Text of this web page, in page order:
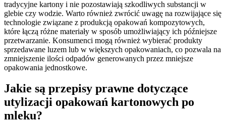
tradycyjne kartony i nie pozostawiają szkodliwych substancji w
glebie czy wodzie. Warto również zwrócić uwagę na rozwijające się
technologie związane z produkcją opakowań kompozytowych,
które łączą różne materiały w sposób umożliwiający ich późniejsze
przetwarzanie. Konsumenci mogą również wybierać produkty
sprzedawane luzem lub w większych opakowaniach, co pozwala na
zmniejszenie ilości odpadów generowanych przez mniejsze
opakowania jednostkowe.
Jakie są przepisy prawne dotyczące
utylizacji opakowań kartonowych po
mleku?